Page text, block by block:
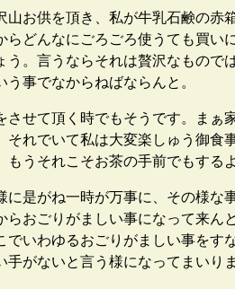
お供を頂き、私が牛乳石鹸の赤
らどんなにごろごろ使うても買い
う。言うならそれは贅沢なもので
う事でなからねばならんと。
せて頂く時でもそうです。まぁ
それでいて私は大変楽しゅう御食
もうそれこそお茶の手前でもする
是がね一時が万事に、その様な
らおごりがましい事になって来ん
でいわゆるおごりがましい事を
手がないと言う様になってまいり